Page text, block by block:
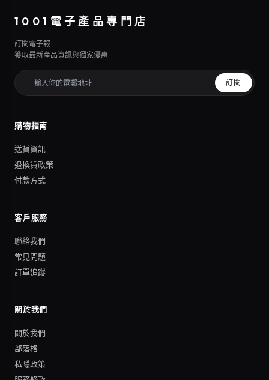
1001電子產品專門店
訂閱電子報
獲取最新產品資訊與獨家優惠
訂閱
購物指南
送貨資訊
退換貨政策
付款方式
客戶服務
聯絡我們
常見問題
訂單追蹤
關於我們
關於我們
部落格
私隱政策